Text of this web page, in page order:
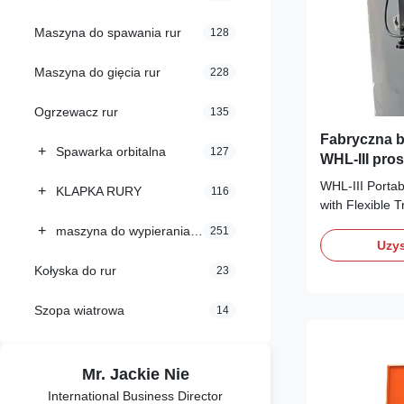
Maszyna do spawania rur 128
Maszyna do gięcia rur 228
Ogrzewacz rur 135
+ Spawarka orbitalna 127
+ KLAPKA RURY 116
+ 251
Kołyska do rur 23
Szopa wiatrowa 14
Mr. Jackie Nie
International Business Director
Fabryczna
WHL-III
napędem
WHL-III
with Flexible
Trolley, a
carriage